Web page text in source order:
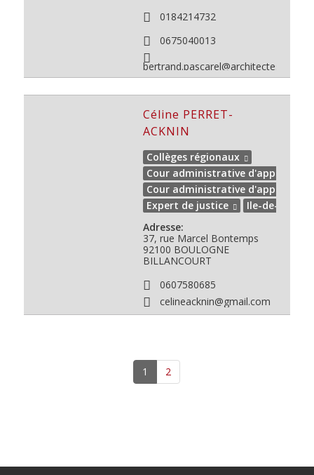
0184214732
0675040013
bertrand.pascarel@architectes.org
Céline PERRET-
ACKNIN
Collèges régionaux
Cour administrative d'appel de
Cour administrative d'appel de
Expert de justice
Ile-de-France
Adresse:
37, rue Marcel Bontemps
92100 BOULOGNE
BILLANCOURT
0607580685
celineacknin@gmail.com
1 2